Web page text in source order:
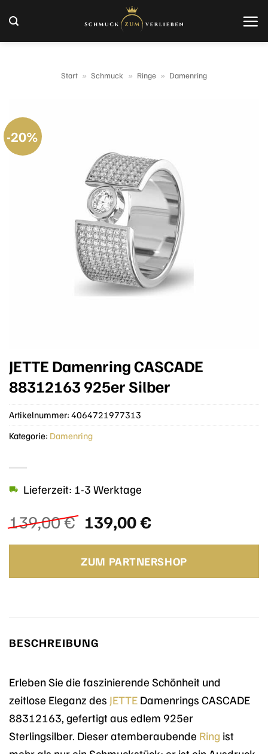
Inhalt
springen
Start » Schmuck » Ringe » Damenring
-20%
JETTE Damenring CASCADE
88312163 925er Silber
139,00€ Ursprünglicher
Preis
war:
139,00 €
139,00€Aktueller
ist:
139,00 €.
Lieferzeit: 1-3 Werktage
ZUM PARTNERSHOP
Artikelnummer: 4064721977313
Kategorie: Damenring
BESCHREIBUNG
Erleben Sie die faszinierende Schönheit und
zeitlose Eleganz des JETTE Damenrings CASCADE
88312163, gefertigt aus edlem 925er
Sterlingsilber. Dieser atemberaubende Ring ist